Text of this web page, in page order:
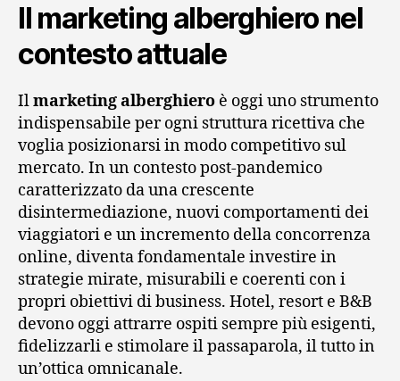
Il marketing alberghiero nel
contesto attuale
Ilmarketing alberghiero è oggi uno strumento
indispensabile per ogni struttura ricettiva che
voglia posizionarsi in modo competitivo sul
mercato. In un contesto post-pandemico
caratterizzato da una crescente
disintermediazione, nuovi comportamenti dei
viaggiatori e un incremento della concorrenza
online, diventa fondamentale investire in
strategie mirate, misurabili e coerenti con i
propri obiettivi di business. Hotel, resort e B&B
devono oggi attrarre ospiti sempre più esigenti,
fidelizzarli e stimolare il passaparola, il tutto in
un’ottica omnicanale.